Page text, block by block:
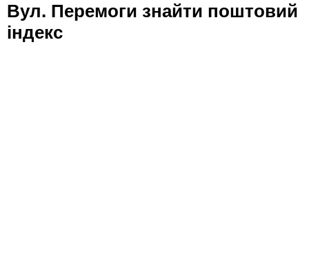
вул. Перемоги знайти поштовий
індекс